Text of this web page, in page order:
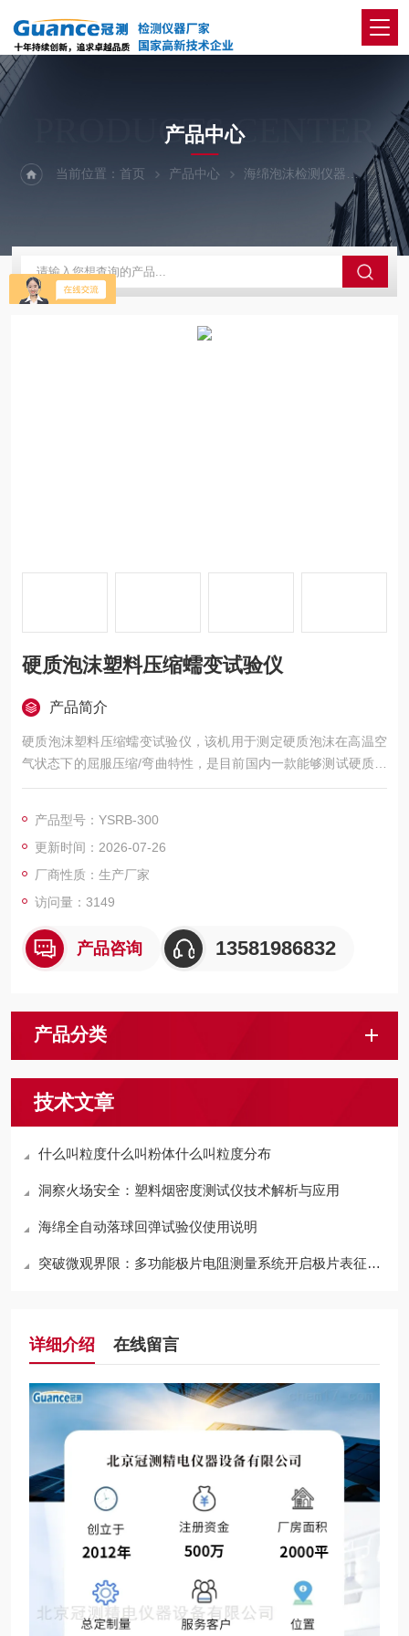
PRODUCTS CENTER
产品中心
当前位置：首页 产品中心 海绵泡沫检测仪器 海绵
硬质泡沫塑料压缩蠕变试验仪
产品简介
硬质泡沫塑料压缩蠕变试验仪，该机用于测定硬质泡沫在高温空
气状态下的屈服压缩/弯曲特性，是目前国内一款能够测试硬质泡
沫热压缩/弯曲变形特性的测试设备；符合标准DIN-53424、GBT
测量变形装置采用高精度光栅式千分表，使测量值更精确；测量
误差可以控制在千分之二毫米范围之内。
产品型号：YSRB-300
更新时间：2026-07-26
厂商性质：生产厂家
访问量：3149
产品咨询 13581986832
产品分类
技术文章
什么叫粒度什么叫粉体什么叫粒度分布
洞察火场安全：塑料烟密度测试仪技术解析与应用
海绵全自动落球回弹试验仪使用说明
突破微观界限：多功能极片电阻测量系统开启极片表征新维度
详细介绍 在线留言